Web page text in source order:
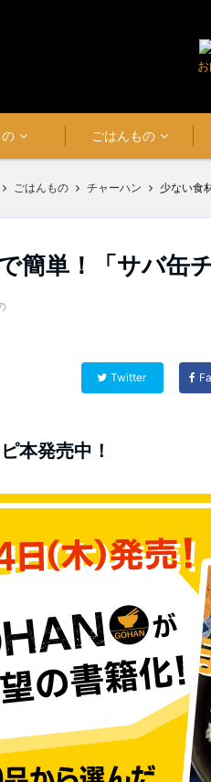
ごはんもの
ごはんもの チャーハン 少ない食
簡単！「サバ缶
Twitter
本発売中！